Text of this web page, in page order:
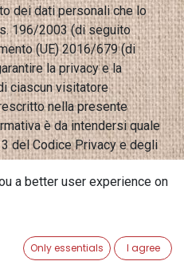
dei dati personali che lo
196/2003 (di seguito
(UE) 2016/679 (di
la privacy e la
ciascun visitatore
nella presente
è da intendersi quale
del Codice Privacy e degli
trattati
del sito. potremo, quindi,
a better user experience on
Only essentials I agree